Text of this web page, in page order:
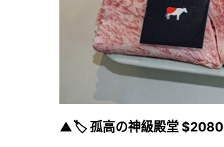
▲🏷️ 孤高の神級殿堂 $2080